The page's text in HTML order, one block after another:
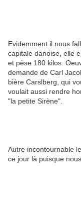
Evidemment il nous
capitale danoise, elle
et pèse 180 kilos.
demande de Carl
bière Carslberg, qui
voulait aussi rendre
"la petite Sirène".
Autre incontournable
ce jour là puisque